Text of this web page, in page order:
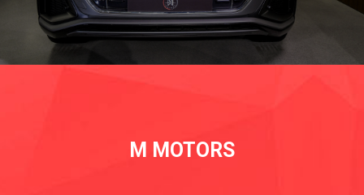
M MOTORS